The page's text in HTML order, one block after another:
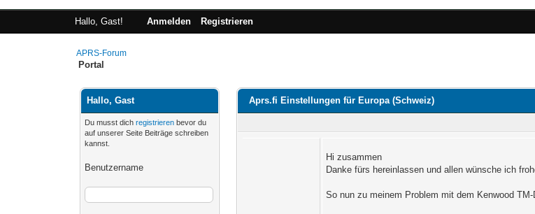
Hallo, Gast! Anmelden Registrieren
APRS-Forum
Portal
Hallo, Gast
Du musst dichregistrieren bevor du
auf unserer Seite Beiträge schreiben
kannst.
Benutzername
Aprs.fi Einstellungen für Europa (Schweiz)
Hi zusammen
Danke fürs hereinlassen und allen wünsche ich
So nun zu meinem Problem mit dem Kenwood TM-